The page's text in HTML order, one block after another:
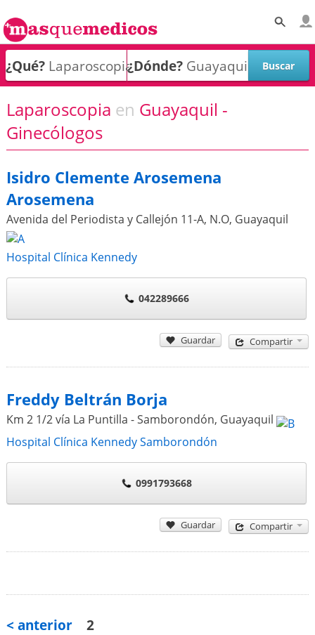
¿Qué? ¿Dónde?
Laparoscopia en Guayaquil -
Ginecólogos
Isidro Clemente Arosemena
Arosemena
Avenida del Periodista y Callejón 11-A, N.O, Guayaquil
Hospital Clínica Kennedy
042289666
Guardar Compartir
Freddy Beltrán Borja
Km 2 1/2 vía La Puntilla - Samborondón, Guayaquil
Hospital Clínica Kennedy Samborondón
0991793668
Guardar Compartir
< anterior 2